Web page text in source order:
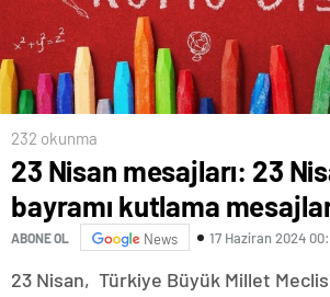
232 okunma
23 Nisan mesajları: 23
bayramı kutlama
ABONE OL News 17 Haziran 2024
23 Nisan, Türkiye Büyük Millet